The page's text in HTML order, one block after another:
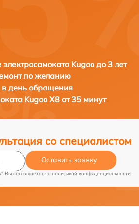
электросамоката Kugoo до 3 лет
по желанию
в день обращения
Kugoo X8 от 35 минут
со специалистом
Оставить заявку
Вы соглашаетесь c политикой конфиденциальности